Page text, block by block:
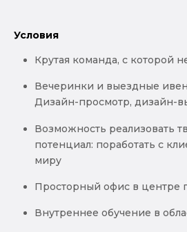
Условия
Крутая команда, с которой
Вечеринки и выездные
Дизайн-просмотр, дизайн-
Возможность реализовать
потенциал: поработать с
миру
Просторный офис в центре
Внутреннее обучение в